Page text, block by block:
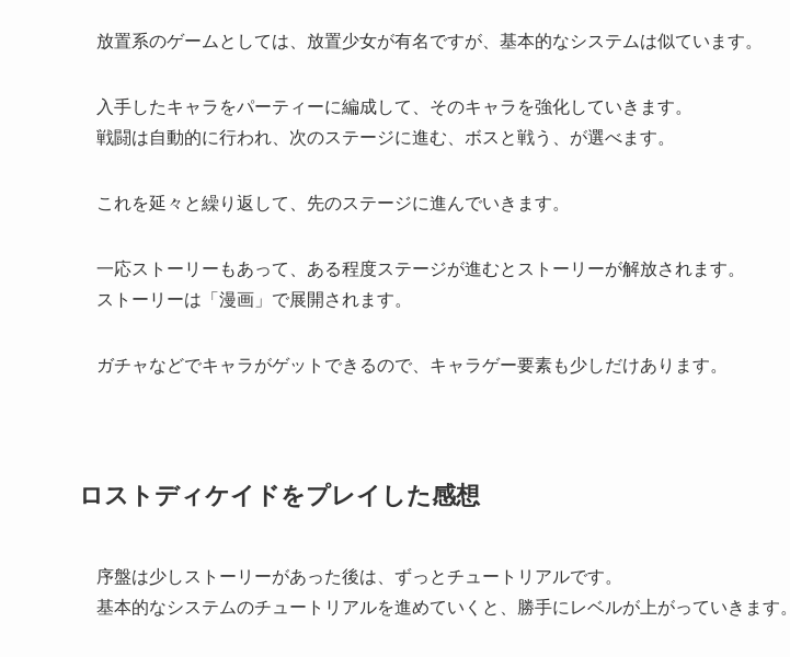
放置系のゲームとしては、放置少女が有名ですが、基本的なシステムは似ています。
入手したキャラをパーティーに編成して、そのキャラを強化していきます。
戦闘は自動的に行われ、次のステージに進む、ボスと戦う、が選べます。
これを延々と繰り返して、先のステージに進んでいきます。
一応ストーリーもあって、ある程度ステージが進むとストーリーが解放されます。
ストーリーは「漫画」で展開されます。
ガチャなどでキャラがゲットできるので、キャラゲー要素も少しだけあります。
ロストディケイドをプレイした感想
序盤は少しストーリーがあった後は、ずっとチュートリアルです。
基本的なシステムのチュートリアルを進めていくと、勝手にレベルが上がっていきます。